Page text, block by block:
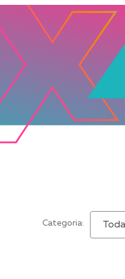
Televendas,
Seg a Sex
8h às 18h
Sab - 8 às 12h
0800 727
Categoria: